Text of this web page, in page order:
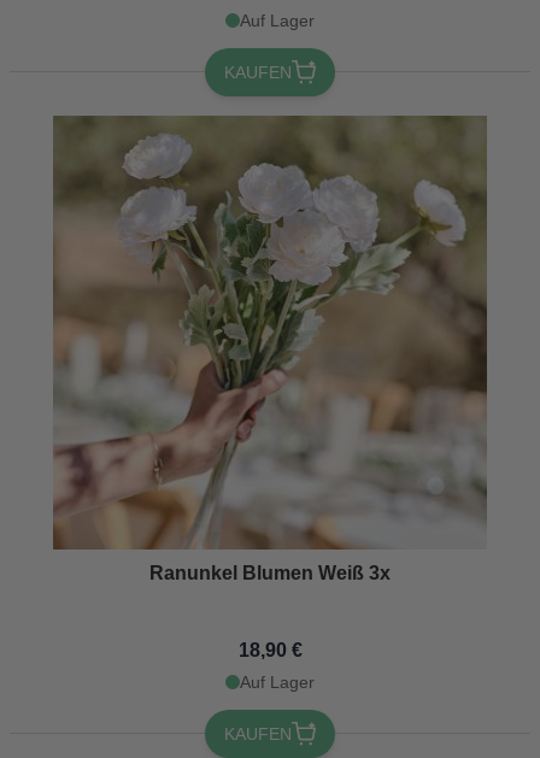
Auf Lager
KAUFEN
Ranunkel Blumen Weiß 3x
18,90 €
Auf Lager
KAUFEN